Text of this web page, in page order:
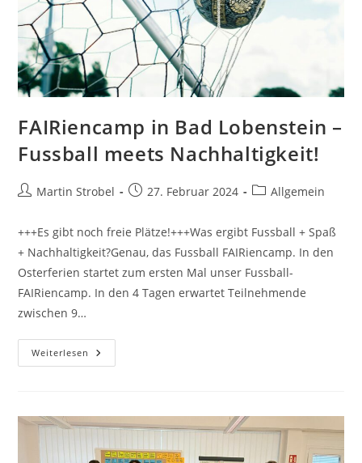
FAIRiencamp in Bad Lobenstein –
Fussball meets Nachhaltigkeit!
Beitrags-
Martin Strobel
Beitrag27. Februar 2024
Beitrags-
Allgemein
+++Es gibt noch freie Plätze!+++Was ergibt Fussball + Spaß
+ Nachhaltigkeit?Genau, das Fussball FAIRiencamp. In den
Osterferien startet zum ersten Mal unser Fussball-
FAIRiencamp. In den 4 Tagen erwartet Teilnehmende
zwischen 9…
Weiterlesen FAIRiencamp
In
Meets
Nachhaltigkeit!